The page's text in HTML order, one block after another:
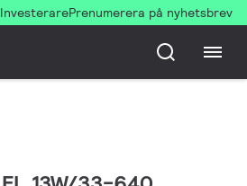
InvesterarePrenumerera på nyhetsbrev